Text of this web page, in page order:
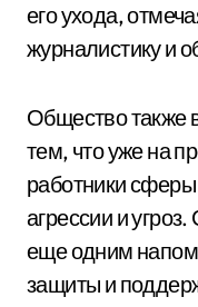
его ухода,
журналистику и
Общество также
тем, что уже на
работники
агрессии и
еще одним
защиты и